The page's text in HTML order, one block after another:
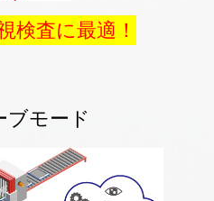
査に最適！
モード